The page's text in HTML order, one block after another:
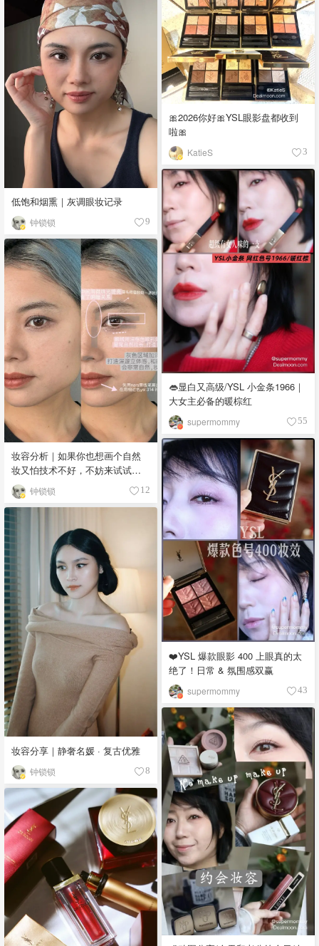
低饱和烟熏｜灰调眼妆记录
钟锁锁 9
🎀2026你好🎀YSL眼影盘都收到
啦🎀
KatieS 3
👄显白又高级/YSL 小金条1966｜
大女主必备的暖棕红
supermommy 55
妆容分析｜如果你也想画个自然
妆又怕技术不好，不妨来试试这
个妆容吧💅🏼
钟锁锁 12
❤️YSL 爆款眼影 400 上眼真的太
绝了！日常 & 氛围感双赢
supermommy 43
妆容分享｜静奢名媛 · 复古优雅
钟锁锁 8